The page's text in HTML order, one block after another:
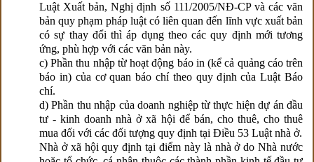
Luật Xuất bản, Nghị định số 111/2005/NĐ-CP và các văn
bản quy phạm pháp luật có liên quan đến lĩnh vực xuất bản
có sự thay đổi thì áp dụng theo các quy định mới tương
ứng, phù hợp với các văn bản này.
c) Phần thu nhập từ hoạt động báo in (kể cả quảng cáo trên
báo in) của cơ quan báo chí theo quy định của Luật Báo
chí.
d) Phần thu nhập của doanh nghiệp từ thực hiện dự án đầu
tư - kinh doanh nhà ở xã hội để bán, cho thuê, cho thuê
mua đối với các đối tượng quy định tại Điều 53 Luật nhà ở.
Nhà ở xã hội quy định tại điểm này là nhà ở do Nhà nước